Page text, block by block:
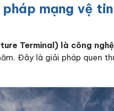
mạng vệ
Terminal) là công
Đây là giải pháp quen